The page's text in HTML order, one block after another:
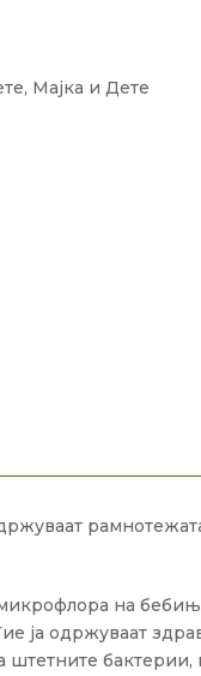
, Мајка и Дете
на
ја одржуваат
бактерии,